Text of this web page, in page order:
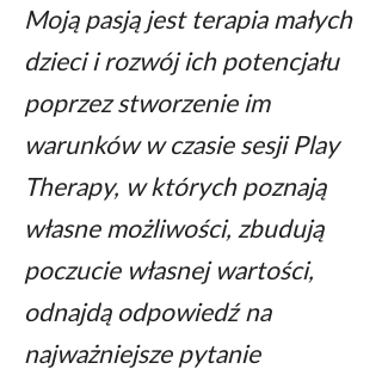
Moją pasją jest terapia małych
dzieci i rozwójich potencjału
poprzez stworzenie im
warunków w czasie sesji Play
Therapy, w których poznają
własne możliwości, zbudują
poczucie własnej wartości,
odnajdą odpowiedź na
najważniejsze pytanie